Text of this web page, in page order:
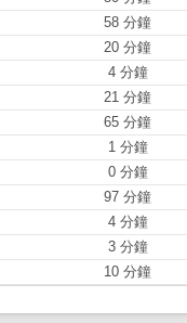
58 分鐘
20 分鐘
4 分鐘
21 分鐘
65 分鐘
1 分鐘
0 分鐘
97 分鐘
4 分鐘
3 分鐘
10 分鐘